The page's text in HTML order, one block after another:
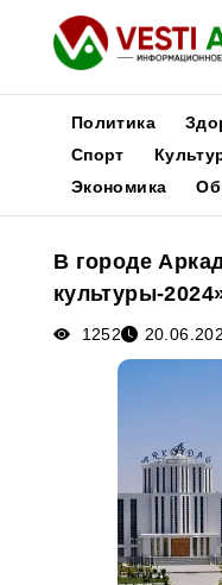
Новости
Медиа
Афиша
Политика
Спорт
Экономика
В городе
культуры-
1252